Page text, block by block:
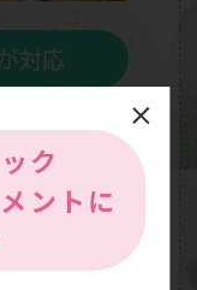
ック
ントに
対応